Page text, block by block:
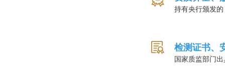
持有央行颁发
检测证书、
国家质监部门